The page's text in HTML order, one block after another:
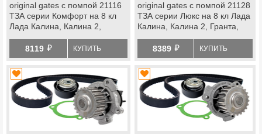
original gates с помпой 21116
ТЗА серии Комфорт на 8 кл
Лада Калина, Калина 2,
Ларгус, Ларгус fl, Веста ng,
datsun
8119 й КУПИТЬ
original gates с помпой 21128
ТЗА серии Люкс на 8 кл Лада
Калина, Калина 2, Гранта,
Ларгус fl, Веста ng, datsun
8389 й КУПИТЬ